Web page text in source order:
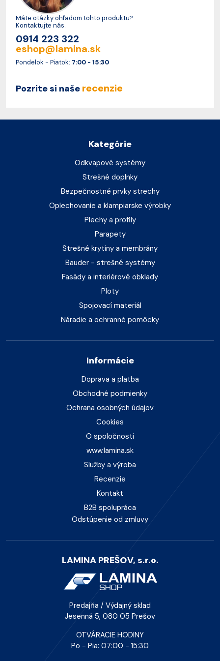
Máte otázky ohľadom tohto produktu?
Kontaktujte nás.
0914 223 322
eshop@lamina.sk
Pondelok - Piatok: 7:00 - 15:30
Pozrite si naše recenzie
Kategórie
Odkvapové systémy
Strešné doplnky
Bezpečnostné prvky strechy
Oplechovanie a klampiarske výrobky
Plechy a profily
Parapety
Strešné krytiny a membrány
Bauder - strešné systémy
Fasády a interiérové obklady
Ploty
Spojovací materiál
Náradie a ochranné pomôcky
Informácie
Doprava a platba
Obchodné podmienky
Ochrana osobných údajov
Cookies
O spoločnosti
www.lamina.sk
Služby a výroba
Recenzie
Kontakt
B2B spolupráca
Odstúpenie od zmluvy
LAMINA PREŠOV, s.r.o.
Predajňa / Výdajný sklad
Jesenná 5, 080 05 Prešov
OTVÁRACIE HODINY
Po - Pia: 07:00 - 15:30